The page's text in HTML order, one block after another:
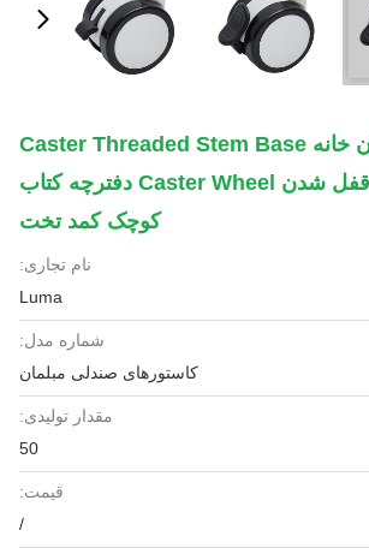
60mm مبلمان خانه Caster Threaded Stem Base
Plate قفل قابل قفل شدن Caster Wheel دفترچه کتاب
کوچک کمد تخت
نام تجاری:
Luma
شماره مدل:
کاستورهای صندلی مبلمان
مقدار تولیدی:
50
قیمت:
/